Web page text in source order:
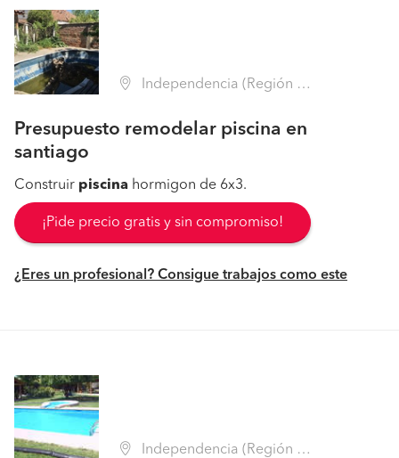
Independencia (Región Metropolitana - Santiago)
Presupuesto remodelar piscina en
santiago
Construir piscina hormigon de 6x3.
¡Pide precio gratis y sin compromiso!
¿Eres un profesional? Consigue trabajos como este
Independencia (Región Metropolitana - Santiago)